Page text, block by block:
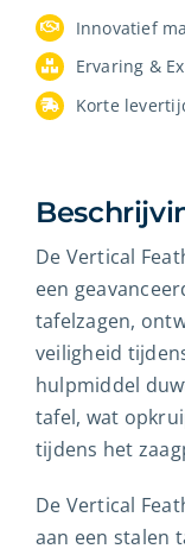
Innovatief
Ervaring &
Korte
De Vertical
een
tafelzagen,
veiligheid
hulpmiddel
tafel, wat
tijdens het
De Vertical
aan een stalen